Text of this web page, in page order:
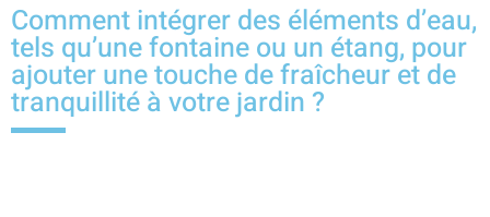
Comment intégrer des éléments d’eau,
tels qu’une fontaine ou un étang, pour
ajouter une touche de fraîcheur et de
tranquillité à votre jardin ?